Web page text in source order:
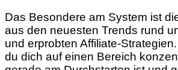
Das Besondere am System ist
aus den neuesten Trends rund
und erprobten Affiliate-
du dich auf einen Bereich